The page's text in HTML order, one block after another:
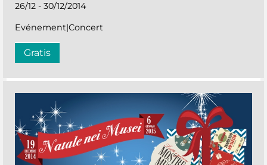
26/12 - 30/12/2014
Evénement|Concert
Gratis